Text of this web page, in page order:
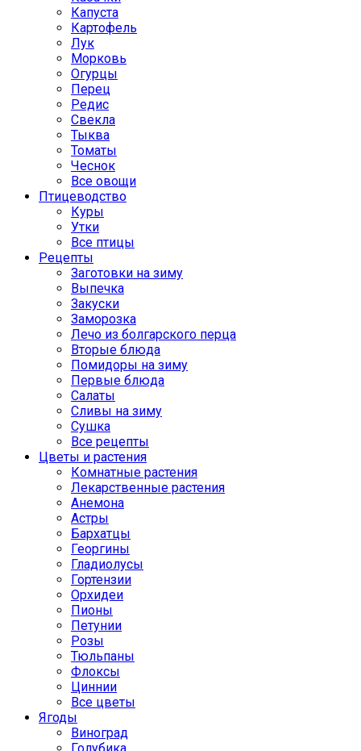
Капуста
Картофель
Лук
Морковь
Огурцы
Перец
Редис
Свекла
Тыква
Томаты
Чеснок
Все овощи
Птицеводство
Куры
Утки
Все птицы
Рецепты
Заготовки на зиму
Выпечка
Закуски
Заморозка
Лечо из болгарского перца
Вторые блюда
Помидоры на зиму
Первые блюда
Салаты
Сливы на зиму
Сушка
Все рецепты
Цветы и растения
Комнатные растения
Лекарственные растения
Анемона
Астры
Бархатцы
Георгины
Гладиолусы
Гортензии
Орхидеи
Пионы
Петунии
Розы
Тюльпаны
Флоксы
Циннии
Все цветы
Ягоды
Виноград
Голубика